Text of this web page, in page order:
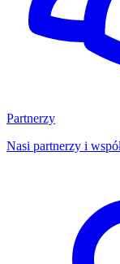
Partnerzy
Nasi partnerzy i